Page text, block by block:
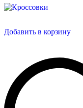
Добавить в корзину